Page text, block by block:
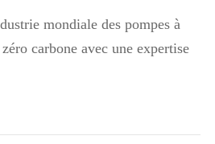
mondiale des pompes à
carbone avec une expertise